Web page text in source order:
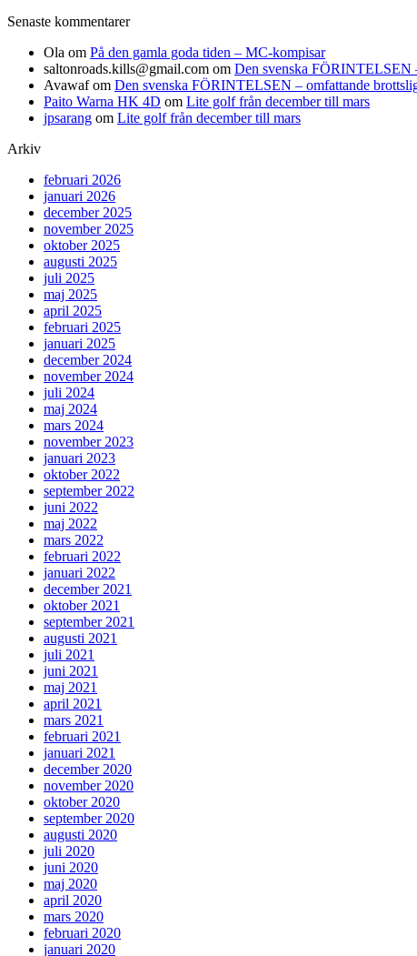
Senaste kommentarer
Ola om På den gamla goda tiden – MC-kompisar
saltonroads.kills@gmail.com om Den svenska FÖRINTELSEN
Avawafom Den svenska FÖRINTELSEN – omfattande
Paito Warna HK 4D om Lite golf från december till mars
jpsarang om Lite golf från december till mars
Arkiv
februari 2026
januari 2026
december 2025
november 2025
oktober 2025
augusti 2025
juli 2025
maj 2025
april 2025
februari 2025
januari 2025
december 2024
november 2024
juli 2024
maj 2024
mars 2024
november 2023
januari 2023
oktober 2022
september 2022
juni 2022
maj 2022
mars 2022
februari 2022
januari 2022
december 2021
oktober 2021
september 2021
augusti 2021
juli 2021
juni 2021
maj 2021
april 2021
mars 2021
februari 2021
januari 2021
december 2020
november 2020
oktober 2020
september 2020
augusti 2020
juli 2020
juni 2020
maj 2020
april 2020
mars 2020
februari 2020
januari 2020